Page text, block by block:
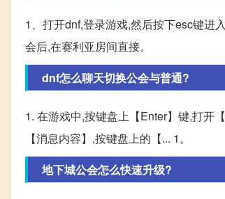
1、打开dnf,登录游戏,然后按下esc键进
会后,在赛利亚房间直接。
dnf怎么聊天切换公会与普通?
1. 在游戏中,按键盘上【Enter】键,打开
【消息内容】,按键盘上的【... 1。
地下城公会怎么快速升级?